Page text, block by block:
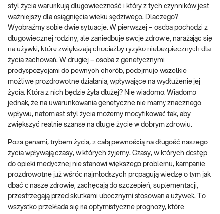
styl życia warunkują długowieczność i który z tych czynników jest
ważniejszy dla osiągnięcia wieku sędziwego. Dlaczego?
Wyobraźmy sobie dwie sytuacje. W pierwszej – osoba pochodzi z
długowiecznej rodziny, ale zaniedbuje swoje zdrowie, narażając się
na używki, które zwiększają chociażby ryzyko niebezpiecznych dla
życia zachowań. W drugiej – osoba z genetycznymi
predyspozycjami do pewnych chorób, podejmuje wszelkie
możliwe prozdrowotne działania, wpływające na wydłużenie jej
życia. Która z nich będzie żyła dłużej? Nie wiadomo. Wiadomo
jednak, że na uwarunkowania genetyczne nie mamy znacznego
wpływu, natomiast styl życia możemy modyfikować tak, aby
zwiększyć realnie szanse na długie życie w dobrym zdrowiu.
Poza genami, trybem życia, z całą pewnością na długość naszego
życia wpływają czasy, w których żyjemy. Czasy, w których dostęp
do opieki medycznej nie stanowi większego problemu, kampanie
prozdrowotne już wśród najmłodszych propagują wiedzę o tym jak
dbać o nasze zdrowie, zachęcają do szczepień, suplementacji,
przestrzegają przed skutkami ubocznymi stosowania używek. To
wszystko przekłada się na optymistyczne prognozy, które